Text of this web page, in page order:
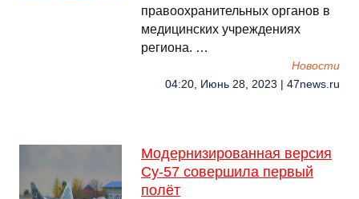
правоохранительных органов в
медицинских учреждениях
региона. …
Новости
04:20, Июнь 28, 2023 | 47news.ru
Модернизированная версия
Су-57 совершила первый
полёт